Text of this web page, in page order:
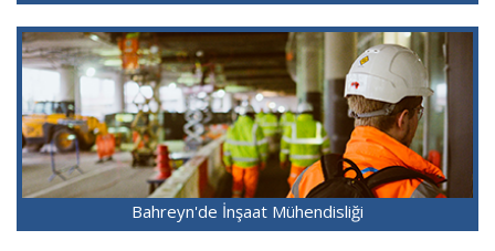
Bahreyn'de İnşaat Mühendisliği